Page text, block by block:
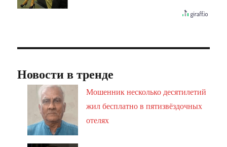
Новости в тренде
Мошенник несколько десятилетий
жил бесплатно в пятизвёздочных
отелях